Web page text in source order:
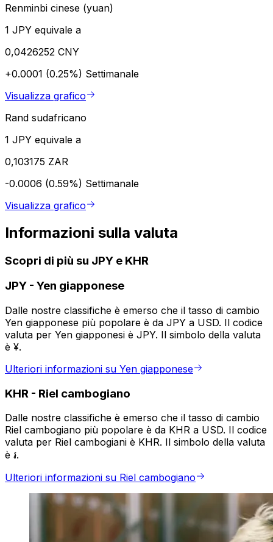
Renminbi cinese (yuan)
1 JPY equivale a
0,0426252 CNY
+0.0001 (0.25%) Settimanale
Visualizza grafico
Rand sudafricano
1 JPY equivale a
0,103175 ZAR
-0.0006 (0.59%) Settimanale
Visualizza grafico
Informazioni sulla valuta
Scopri di più su JPY e KHR
JPY - Yen giapponese
Dalle nostre classifiche è emerso che il tasso di cambio
Yen giapponese più popolare è da JPY a USD. Il codice
valuta per Yen giapponesi è JPY. Il simbolo della valuta
è ¥.
Ulteriori informazioni su Yen giapponese
KHR - Riel cambogiano
Dalle nostre classifiche è emerso che il tasso di cambio
Riel cambogiano più popolare è da KHR a USD. Il codice
valuta per Riel cambogiani è KHR. Il simbolo della valuta
è ៛.
Ulteriori informazioni su Riel cambogiano